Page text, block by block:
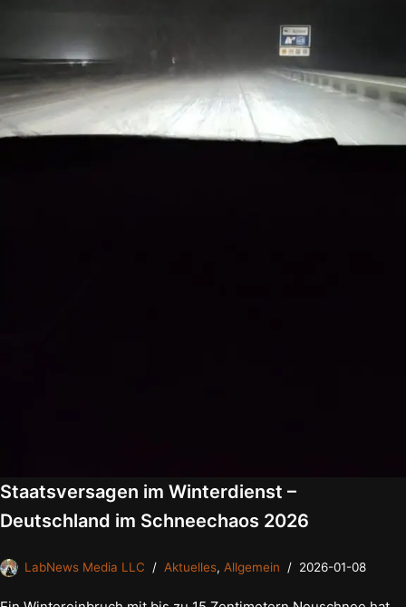
Staatsversagen im Winterdienst –
Deutschland im Schneechaos 2026
LabNews Media LLC Aktuelles, Allgemein 2026-01-08